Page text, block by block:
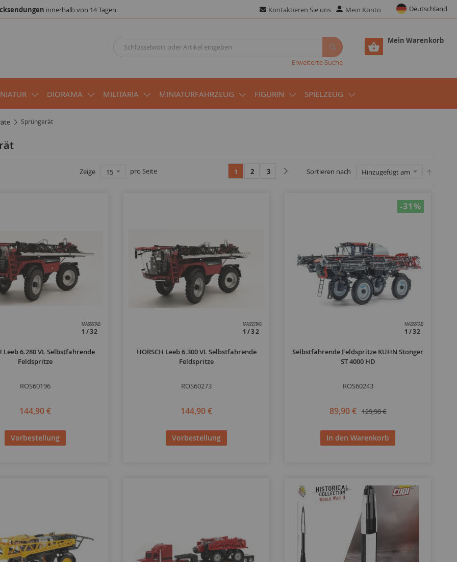
innerhalb von 14 Tagen Kontaktieren Sie uns Mein Konto Deutschland
Mein Warenkorb
Erweiterte Suche
DIORAMA MILITARIA MINIATURFAHRZEUG FIGURIN SPIELZEUG
Sprühgerät
Sortieren nach
Zeige pro Seite 1 2 3
MASSSTAB
1/32
Leeb 6.280 VL Selbstfahrende
Feldspritze
ROS60196
144,90 €
Vorbestellung
MASSSTAB
1/32
HORSCH Leeb 6.300 VL Selbstfahrende
Feldspritze
ROS60273
144,90 €
Vorbestellung
MASSSTAB
1/32
-31%
Selbstfahrende Feldspritze KUHN Stonger
ST 4000 HD
ROS60243
89,90 € 129,90 €
In den Warenkorb